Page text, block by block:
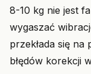
8-10 kg nie jest
wygaszać
przekłada się
błędów korekcji